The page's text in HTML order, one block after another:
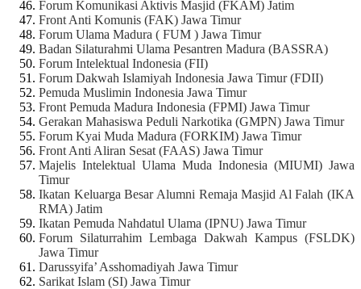
Forum Komunikasi Aktivis Masjid (FKAM) Jatim
Front Anti Komunis (FAK) Jawa Timur
Forum Ulama Madura ( FUM ) Jawa Timur
Badan Silaturahmi Ulama Pesantren Madura (BASSRA)
Forum Intelektual Indonesia (FII)
Forum Dakwah Islamiyah Indonesia Jawa Timur (FDII)
Pemuda Muslimin Indonesia Jawa Timur
Front Pemuda Madura Indonesia (FPMI) Jawa Timur
Gerakan Mahasiswa Peduli Narkotika (GMPN) Jawa Timur
Forum Kyai Muda Madura (FORKIM) Jawa Timur
Front Anti Aliran Sesat (FAAS) Jawa Timur
Majelis Intelektual Ulama Muda Indonesia (MIUMI) Jawa
Timur
Ikatan Keluarga Besar Alumni Remaja Masjid Al Falah (IKA
RMA) Jatim
Ikatan Pemuda Nahdatul Ulama (IPNU) Jawa Timur
Forum Silaturrahim Lembaga Dakwah Kampus (FSLDK)
Jawa Timur
Darussyifa’ Asshomadiyah Jawa Timur
Sarikat Islam (SI) Jawa Timur